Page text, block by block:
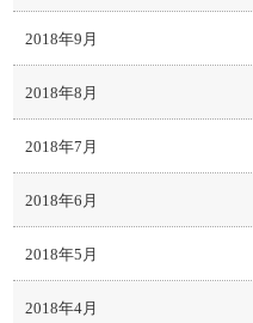
2018年9月
2018年8月
2018年7月
2018年6月
2018年5月
2018年4月